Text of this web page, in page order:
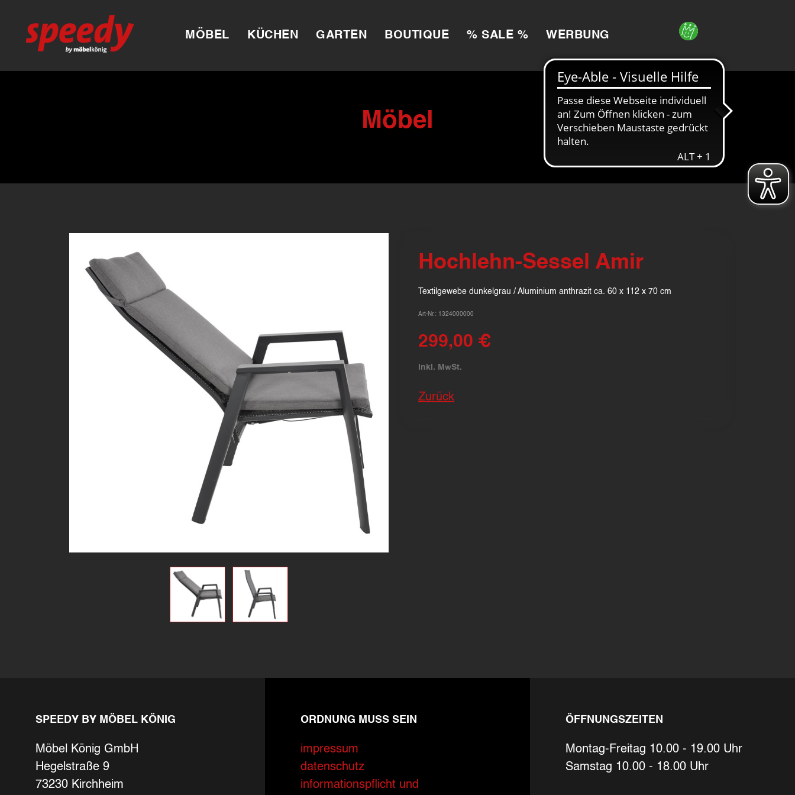
MÖBEL KÜCHEN GARTEN BOUTIQUE % SALE % WERBUNG
Möbel
Hochlehn-Sessel Amir
Textilgewebe dunkelgrau / Aluminium anthrazit ca. 60 x 112 x 70 cm
Art-Nr.: 1324000000
299,00 €
inkl. MwSt.
Zurück
SPEEDY BY MÖBEL KÖNIG
Möbel König GmbH
Hegelstraße 9
73230 Kirchheim
ORDNUNG MUSS SEIN
impressum
datenschutz
informationspflicht und
ÖFFNUNGSZEITEN
Montag-Freitag 10.00 - 19.00 Uhr
Samstag 10.00 - 18.00 Uhr
E-Mail-Adresse *